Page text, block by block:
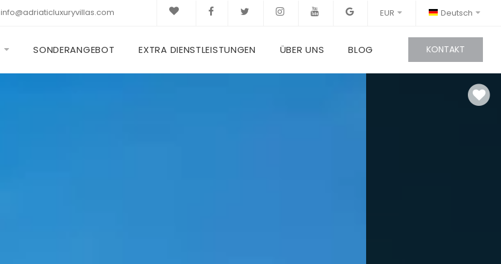
info@adriaticluxuryvillas.com EUR Deutsch
SONDERANGEBOT EXTRA DIENSTLEISTUNGEN ÜBER UNS BLOG KONTAKT